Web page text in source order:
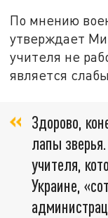
По мнению
утверждает
учителя не
является
Здорово,
лапы
учителя,
Украине,